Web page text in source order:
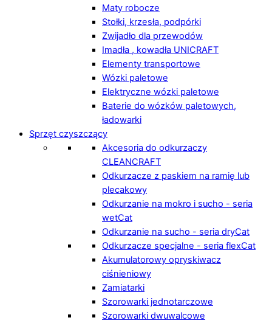
Maty robocze
Stołki, krzesła, podpórki
Zwijadło dla przewodów
Imadła , kowadła UNICRAFT
Elementy transportowe
Wózki paletowe
Elektryczne wózki paletowe
Baterie do wózków paletowych,
ładowarki
Sprzęt czyszczący
Akcesoria do odkurzaczy
CLEANCRAFT
Odkurzacze z paskiem na ramię lub
plecakowy
Odkurzanie na mokro i sucho - seria
wetCat
Odkurzanie na sucho - seria dryCat
Odkurzacze specjalne - seria flexCat
Akumulatorowy opryskiwacz
ciśnieniowy
Zamiatarki
Szorowarki jednotarczowe
Szorowarki dwuwalcowe